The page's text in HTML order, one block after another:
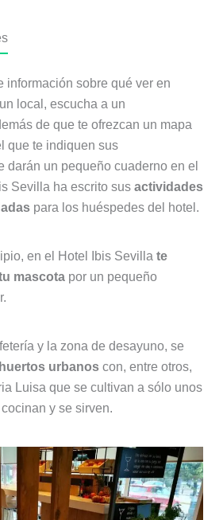
información sobre qué ver en
local, escucha a un
de que te ofrezcan un mapa
que te indiquen sus
darán un pequeño cuaderno en el
Sevilla ha escrito sus actividades
para los huéspedes del hotel.
en el Hotel Ibis Sevilla te
mascotapor un pequeño
y la zona de desayuno, se
urbanoscon, entre otros,
Luisa que se cultivan a sólo unos
y se sirven.